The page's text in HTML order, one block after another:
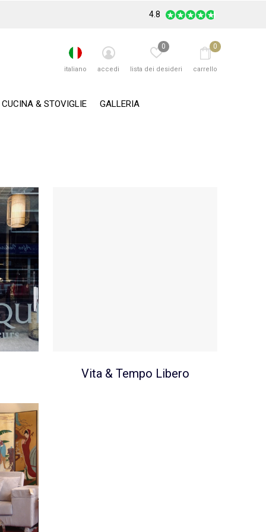
CUCINA & STOVIGLIE GALLERIA
italiano accedi lista dei desideri
0
carrello
0
4.8
Vita & Tempo Libero